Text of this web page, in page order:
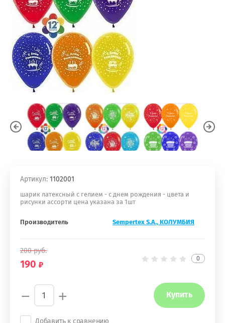
Артикул: 1102001
шарик латексный с гелием - с днем рождения - цвета и
рисунки ассорти цена указана за 1шт
Производитель Sempertex S.A., КОЛУМБИЯ
200руб.
190 0
− + Купить
Добавить к сравнению